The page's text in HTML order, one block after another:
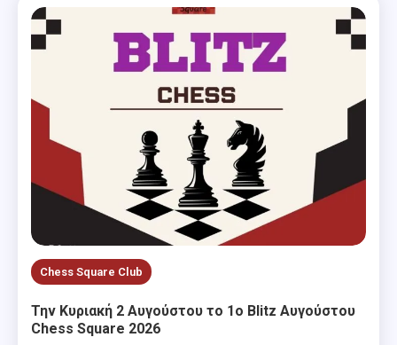
Chess Square Club
Την Κυριακή 2 Αυγούστου το 1ο Blitz Αυγούστου
Chess Square 2026